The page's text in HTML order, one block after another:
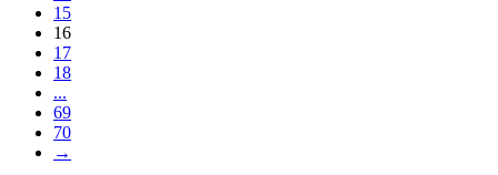
15
16
17
18
...
69
70
→